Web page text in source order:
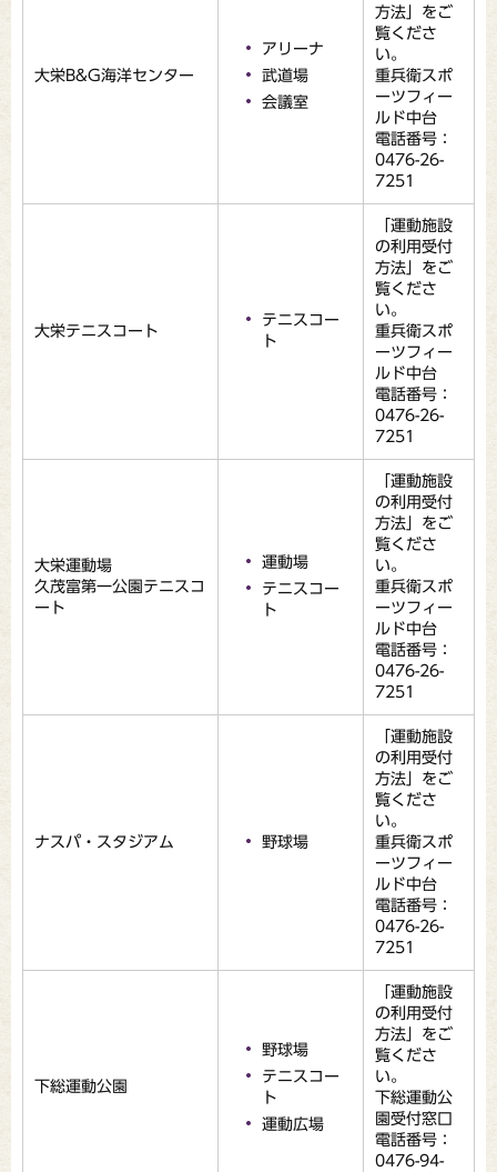
大栄B&G海洋センター
アリーナ
武道場
会議室
方法」をご
覧くださ
い。
重兵衛スポ
ーツフィー
ルド中台
電話番号：
0476-26-
7251
大栄テニスコート
テニスコー
ト
「運動施設
の利用受付
方法」をご
覧くださ
い。
重兵衛スポ
ーツフィー
ルド中台
電話番号：
0476-26-
7251
大栄運動場
久茂富第一公園テニスコ
ート
運動場
テニスコー
ト
「運動施設
の利用受付
方法」をご
覧くださ
い。
重兵衛スポ
ーツフィー
ルド中台
電話番号：
0476-26-
7251
ナスパ・スタジアム 野球場
「運動施設
の利用受付
方法」をご
覧くださ
い。
重兵衛スポ
ーツフィー
ルド中台
電話番号：
0476-26-
7251
下総運動公園
野球場
テニスコー
ト
運動広場
「運動施設
の利用受付
方法」をご
覧くださ
い。
下総運動公
園受付窓口
電話番号：
0476-94-